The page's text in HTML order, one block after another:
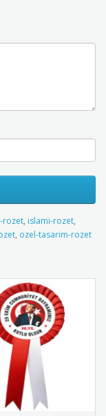
rozet, islami-rozet,
, ozel-tasarim-rozet